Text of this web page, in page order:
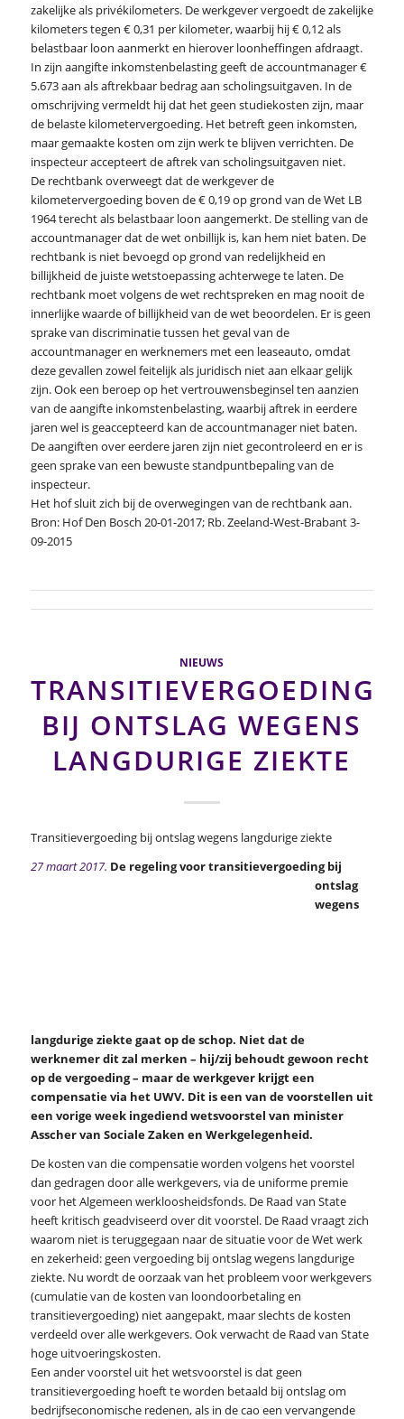
zakelijke als privékilometers. De werkgever vergoedt de zakelijke
kilometers tegen € 0,31 per kilometer, waarbij hij € 0,12 als
belastbaar loon aanmerkt en hierover loonheffingen afdraagt.
In zijn aangifte inkomstenbelasting geeft de accountmanager €
5.673 aan als aftrekbaar bedrag aan scholingsuitgaven. In de
omschrijving vermeldt hij dat het geen studiekosten zijn, maar
de belaste kilometervergoeding. Het betreft geen inkomsten,
maar gemaakte kosten om zijn werk te blijven verrichten. De
inspecteur accepteert de aftrek van scholingsuitgaven niet.
De rechtbank overweegt dat de werkgever de
kilometervergoeding boven de € 0,19 op grond van de Wet LB
1964 terecht als belastbaar loon aangemerkt. De stelling van de
accountmanager dat de wet onbillijk is, kan hem niet baten. De
rechtbank is niet bevoegd op grond van redelijkheid en
billijkheid de juiste wetstoepassing achterwege te laten. De
rechtbank moet volgens de wet rechtspreken en mag nooit de
innerlijke waarde of billijkheid van de wet beoordelen. Er is geen
sprake van discriminatie tussen het geval van de
accountmanager en werknemers met een leaseauto, omdat
deze gevallen zowel feitelijk als juridisch niet aan elkaar gelijk
zijn. Ook een beroep op het vertrouwensbeginsel ten aanzien
van de aangifte inkomstenbelasting, waarbij aftrek in eerdere
jaren wel is geaccepteerd kan de accountmanager niet baten.
De aangiften over eerdere jaren zijn niet gecontroleerd en er is
geen sprake van een bewuste standpuntbepaling van de
inspecteur.
Het hof sluit zich bij de overwegingen van de rechtbank aan.
Bron: Hof Den Bosch 20-01-2017; Rb. Zeeland-West-Brabant 3-
09-2015
NIEUWS
TRANSITIEVERGOEDING
BIJ ONTSLAG WEGENS
LANGDURIGE ZIEKTE
Transitievergoeding bij ontslag wegens langdurige ziekte
27 maart 2017. De regeling voor transitievergoeding bij
ontslag
wegens
langdurige ziekte gaat op de schop. Niet dat de
werknemer dit zal merken – hij/zij behoudt gewoon recht
op de vergoeding – maar de werkgever krijgt een
compensatie via het UWV. Dit is een van de voorstellen uit
een vorige week ingediend wetsvoorstel van minister
Asscher van Sociale Zaken en Werkgelegenheid.
De kosten van die compensatie worden volgens het voorstel
dan gedragen door alle werkgevers, via de uniforme premie
voor het Algemeen werkloosheidsfonds. De Raad van State
heeft kritisch geadviseerd over dit voorstel. De Raad vraagt zich
waarom niet is teruggegaan naar de situatie voor de Wet werk
en zekerheid: geen vergoeding bij ontslag wegens langdurige
ziekte. Nu wordt de oorzaak van het probleem voor werkgevers
(cumulatie van de kosten van loondoorbetaling en
transitievergoeding) niet aangepakt, maar slechts de kosten
verdeeld over alle werkgevers. Ook verwacht de Raad van State
hoge uitvoeringskosten.
Een ander voorstel uit het wetsvoorstel is dat geen
transitievergoeding hoeft te worden betaald bij ontslag om
bedrijfseconomische redenen, als in de cao een vervangende